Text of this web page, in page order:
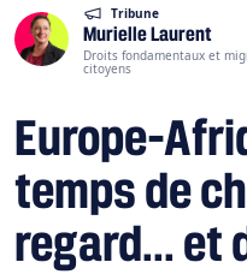
Tribune
Murielle Laurent
Droits fondamentaux et
citoyens
temps de
regard... et